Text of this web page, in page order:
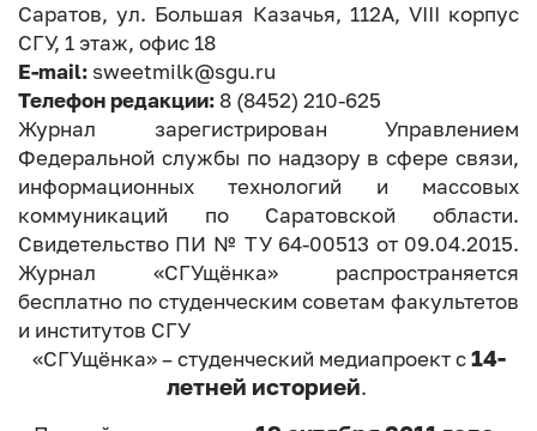
Саратов, ул. Большая Казачья, 112А, VIII корпус
СГУ, 1 этаж, офис 18
E-mail:sweetmilk@sgu.ru
Телефон редакции:8 (8452) 210-625
Журнал зарегистрирован Управлением
Федеральной службы по надзору в сфере связи,
информационных технологий и массовых
коммуникаций по Саратовской области.
Свидетельство ПИ № ТУ 64-00513 от 09.04.2015.
Журнал «СГУщёнка» распространяется
бесплатно по студенческим советам факультетов
и институтов СГУ
«СГУщёнка» – студенческий медиапроект с 14-
летней историей.